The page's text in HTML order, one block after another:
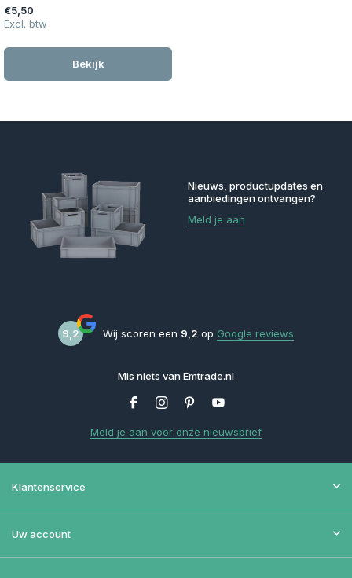
€5,50
Excl. btw
Bekijk
Nieuws, productupdates en
aanbiedingen ontvangen?
Meld je aan
9,2 Wij scoren een 9,2 op Google reviews
Mis niets van Emtrade.nl
Meld je aan voor onze nieuwsbrief
Klantenservice
Uw account